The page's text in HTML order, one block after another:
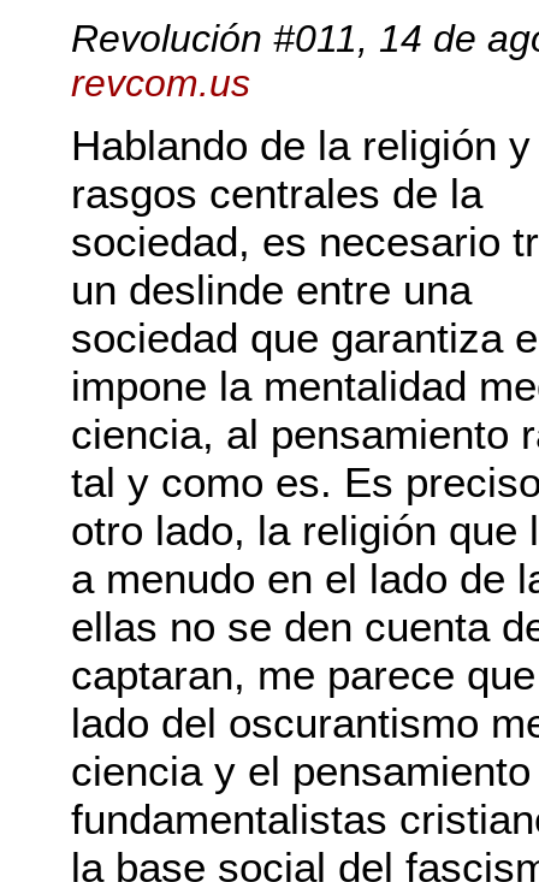
Revolución #011, 14 de
revcom.us
Hablando de la religión
rasgos centrales de la
sociedad, es necesario
un deslinde entre una
sociedad que garantiza
impone la mentalidad
ciencia, al pensamiento
tal y como es. Es
otro lado, la religión
a menudo en el lado de
ellas no se den cuenta
captaran, me parece
lado del oscurantismo
ciencia y el
fundamentalistas
la base social del